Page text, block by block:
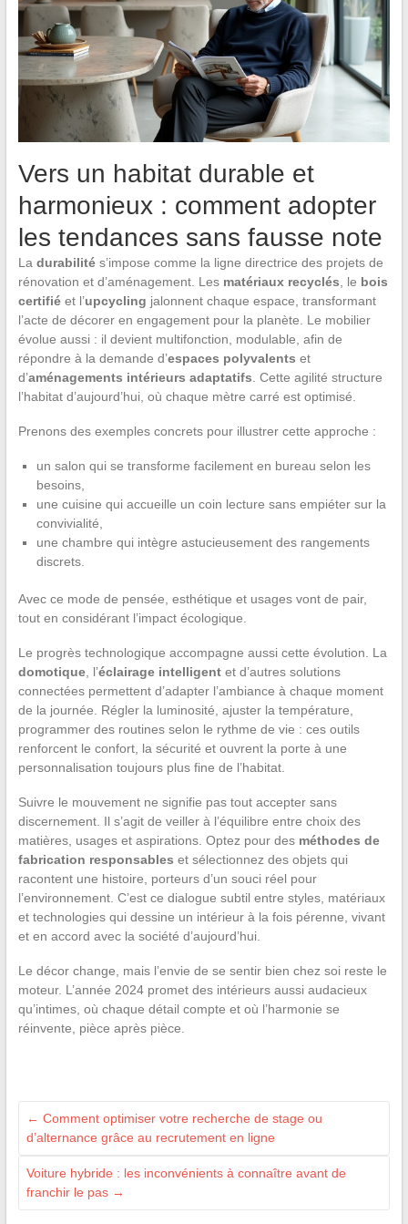
Vers un habitat durable et
harmonieux : comment adopter
les tendances sans fausse note
La durabilités’impose comme la ligne directrice des projets de
rénovation et d’aménagement. Les matériaux recyclés , le bois
certifiéet l’upcycling jalonnent chaque espace, transformant
l’acte de décorer en engagement pour la planète. Le mobilier
évolue aussi : il devient multifonction, modulable, afin de
répondre à la demande d’espaces polyvalents et
d’aménagements intérieurs adaptatifs . Cette agilité structure
l’habitat d’aujourd’hui, où chaque mètre carré est optimisé.
Prenons des exemples concrets pour illustrer cette approche :
un salon qui se transforme facilement en bureau selon les
besoins,
une cuisine qui accueille un coin lecture sans empiéter sur la
convivialité,
une chambre qui intègre astucieusement des rangements
discrets.
Avec ce mode de pensée, esthétique et usages vont de pair,
tout en considérant l’impact écologique.
Le progrès technologique accompagne aussi cette évolution. La
domotique, l’éclairage intelligentet d’autres solutions
connectées permettent d’adapter l’ambiance à chaque moment
de la journée. Régler la luminosité, ajuster la température,
programmer des routines selon le rythme de vie : ces outils
renforcent le confort, la sécurité et ouvrent la porte à une
personnalisation toujours plus fine de l’habitat.
Suivre le mouvement ne signifie pas tout accepter sans
discernement. Il s’agit de veiller à l’équilibre entre choix des
matières, usages et aspirations. Optez pour des méthodes de
fabrication responsables et sélectionnez des objets qui
racontent une histoire, porteurs d’un souci réel pour
l’environnement. C’est ce dialogue subtil entre styles, matériaux
et technologies qui dessine un intérieur à la fois pérenne, vivant
et en accord avec la société d’aujourd’hui.
Le décor change, mais l’envie de se sentir bien chez soi reste le
moteur. L’année 2024 promet des intérieurs aussi audacieux
qu’intimes, où chaque détail compte et où l’harmonie se
réinvente, pièce après pièce.
← Comment optimiser votre recherche de stage ou
d’alternance grâce au recrutement en ligne
Voiture hybride : les inconvénients à connaître avant de
franchir le pas →